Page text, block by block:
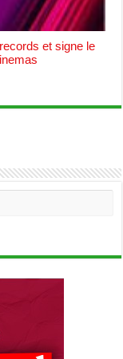
et signe le